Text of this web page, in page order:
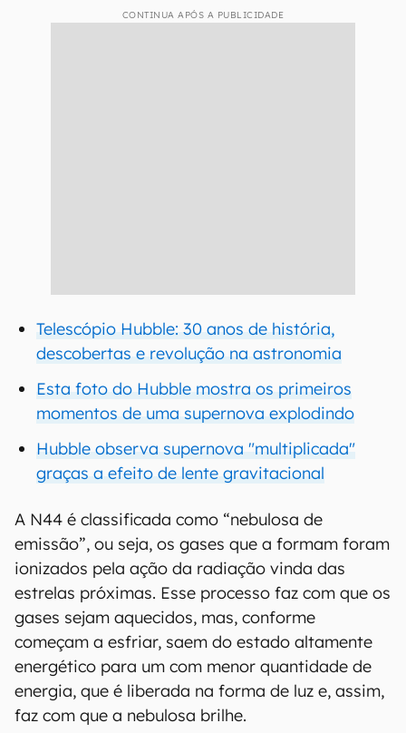
CONTINUA APÓS A PUBLICIDADE
Telescópio Hubble: 30 anos de história,
descobertas e revolução na astronomia
Esta foto do Hubble mostra os primeiros
momentos de uma supernova explodindo
Hubble observa supernova "multiplicada"
graças a efeito de lente gravitacional
A N44 é classificada como “nebulosa de
emissão”, ou seja, os gases que a formam foram
ionizados pela ação da radiação vinda das
estrelas próximas. Esse processo faz com que os
gases sejam aquecidos, mas, conforme
começam a esfriar, saem do estado altamente
energético para um com menor quantidade de
energia, que é liberada na forma de luz e, assim,
faz com que a nebulosa brilhe.